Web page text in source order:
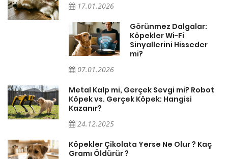
17.01.2026
Görünmez Dalgalar:
Köpekler Wi-Fi
Sinyallerini Hisseder
mi?
07.01.2026
Metal Kalp mi, Gerçek Sevgi mi? Robot
Köpek vs. Gerçek Köpek: Hangisi
Kazanır?
24.12.2025
Köpekler Çikolata Yerse Ne Olur ? Kaç
Gramı Öldürür ?